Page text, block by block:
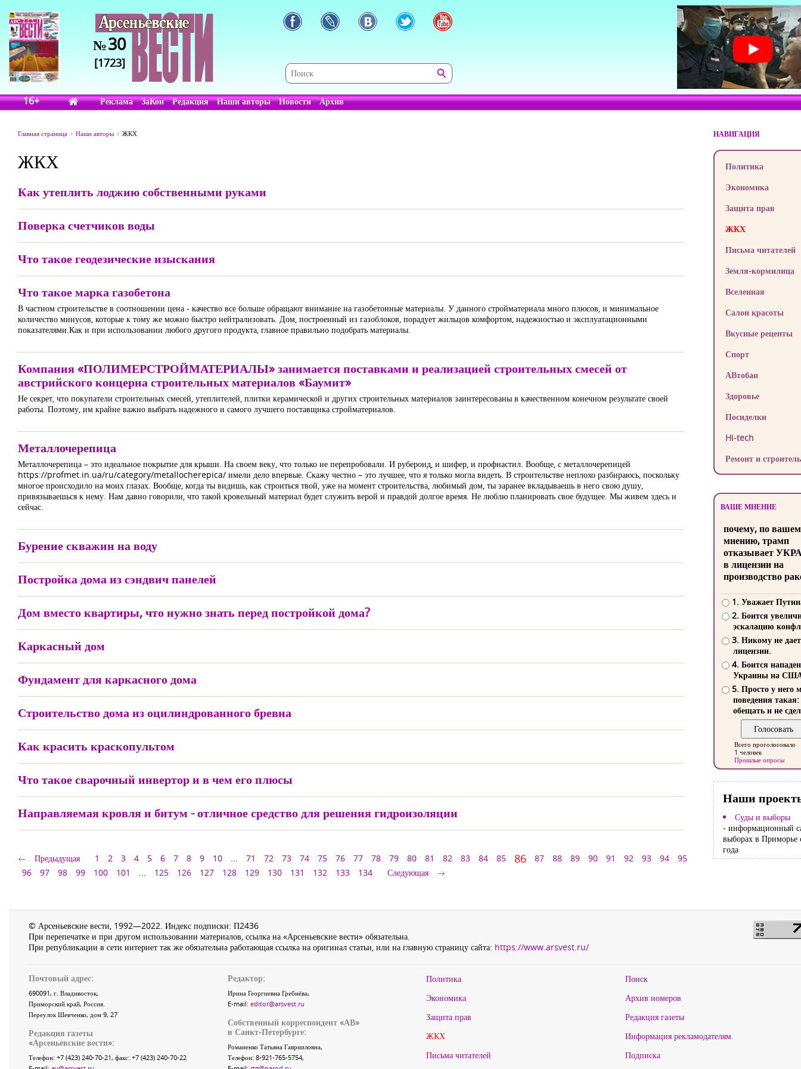
№30
[1723]
16+ Реклама ЗаКон Редакция Наши авторы Новости Архив
Главная страница Наши авторы ЖКХ
ЖКХ
Как утеплить лоджию собственными руками
Поверка счетчиков воды
Что такое геодезические изыскания
Что такое марка газобетона
В частном строительстве в соотношении цена - качество все больше обращают внимание на газобетонные материалы. У данного стройматериала много плюсов, и минимальное
количество минусов, которые к тому же можно быстро нейтрализовать. Дом, построенный из газоблоков, порадует жильцов комфортом, надежностью и эксплуатационными
показателями.Как и при использовании любого другого продукта, главное правильно подобрать материалы.
Компания «ПОЛИМЕРСТРОЙМАТЕРИАЛЫ» занимается поставками и реализацией строительных смесей от
австрийского концерна строительных материалов «Баумит»
Не секрет, что покупатели строительных смесей, утеплителей, плитки керамической и других строительных материалов заинтересованы в качественном конечном результате своей
работы. Поэтому, им крайне важно выбрать надежного и самого лучшего поставщика стройматериалов.
Металлочерепица
Металлочерепица – это идеальное покрытие для крыши. На своем веку, что только не перепробовали. И рубероид, и шифер, и профнастил. Вообще, с металлочерепицей
https://profmet.in.ua/ru/category/metallocherepica/ имели дело впервые. Скажу честно – это лучшее, что я только могла видеть. В строительстве неплохо разбираюсь, поскольку
многое происходило на моих глазах. Вообще, когда ты видишь, как строиться твой, уже на момент строительства, любимый дом, ты заранее вкладываешь в него свою душу,
привязываешься к нему. Нам давно говорили, что такой кровельный материал будет служить верой и правдой долгое время. Не люблю планировать свое будущее. Мы живем здесь и
сейчас.
Бурение скважин на воду
Постройка дома из сэндвич панелей
Дом вместо квартиры, что нужно знать перед постройкой дома?
Каркасный дом
Фундамент для каркасного дома
Строительство дома из оцилиндрованного бревна
Как красить краскопультом
Что такое сварочный инвертор и в чем его плюсы
Направляемая кровля и битум - отличное средство для решения гидроизоляции
Предыдущая 1 2 3 4 5 6 7 8 9 10 ... 71 72 73 74 75 76 77 78 79 80 81 82 83 84 85 86 87 88 89 90 91 92 93 94
95
96
97 98 99 100 101 ... 125 126 127 128 129 130 131 132 133 134 Следующая
НАВИГАЦИЯ
Политика
Экономика
Защита прав
ЖКХ
Письма читателей
Земля-кормилица
Вселенная
Салон красоты
Вкусные рецепты
Спорт
АВтобан
Здоровье
Посиделки
Hi-tech
Ремонт и
ВАШЕ МНЕНИЕ
почему, по
мнению, трамп
отказывает
в лицензии на
производство
1. Уважает
2. Боится
эскалацию
3. Никому не
лицензии.
4. Боится
Украины на
5. Просто у него
поведения такая:
обещать и не
Всего проголосовало
1 человек
Прошлые опросы
Наши
Суды и выборы
- информационный
выборах в Приморье
года
© Арсеньевские вести, 1992—2022. Индекс подписки: П2436
При перепечатке и при другом использовании материалов, ссылка на «Арсеньевские вести» обязательна.
При републикации в сети интернет так же обязательна работающая ссылка на оригинал статьи, или на главную страницу сайта: https://www.arsvest.ru/
Почтовый адрес:
690091, г. Владивосток,
Приморский край, Россия.
Переулок Шевченко, дом 9, 27
Редакция газеты
«Арсеньевские вести»:
Телефон: +7 (423) 240-70-21, факс: +7 (423) 240-70-22
Редактор:
Ирина Георгиевна Гребнёва,
E-mail: editor@arsvest.ru
Собственный корреспондент «АВ»
в Санкт-Петербурге:
Романенко Татьяна Гаврииловна,
Телефон: 8-921-765-5754,
Политика
Экономика
Защита прав
ЖКХ
Письма читателей
Поиск
Архив номеров
Редакция газеты
Информация рекламодателям
Подписка